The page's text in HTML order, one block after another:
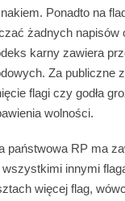
Ponadto na
żadnych napisów
karny zawiera
Za publiczne
flagi czy godła
wolności.
państwowa RP ma
innymi
więcej flag,